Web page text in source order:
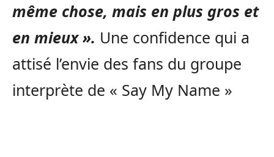
même chose, mais en plus gros et
en mieux ». Une confidence qui a
attisé l’envie des fans du groupe
interprète de « Say My Name »